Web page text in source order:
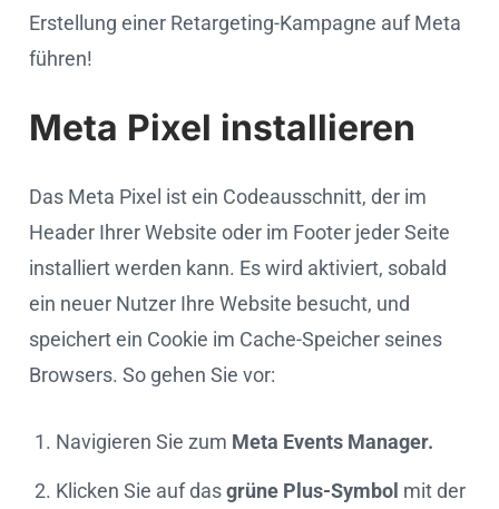
Erstellung einer Retargeting-Kampagne auf Meta
führen!
Meta Pixel installieren
Das Meta Pixel ist ein Codeausschnitt, der im
Header Ihrer Website oder im Footer jeder Seite
installiert werden kann. Es wird aktiviert, sobald
ein neuer Nutzer Ihre Website besucht, und
speichert ein Cookie im Cache-Speicher seines
Browsers. So gehen Sie vor:
Navigieren Sie zum Meta Events Manager.
Klicken Sie auf dasgrüne Plus-Symbol mit der